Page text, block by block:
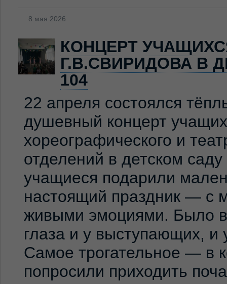
8 мая 2026
КОНЦЕРТ
Г.В.СВИРИДОВА В
104
22 апреля состоялся
душевный концерт
хореографического и
отделений в детском
учащиеся подарили
настоящий праздник — с
живыми эмоциями. Было
глаза и у выступающих,
Самое трогательное — в
попросили приходить